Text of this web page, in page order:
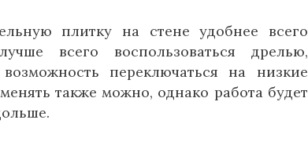
плитку на стене удобнее всего
всего воспользоваться дрелью,
переключаться на низкие
также можно, однако работа будет